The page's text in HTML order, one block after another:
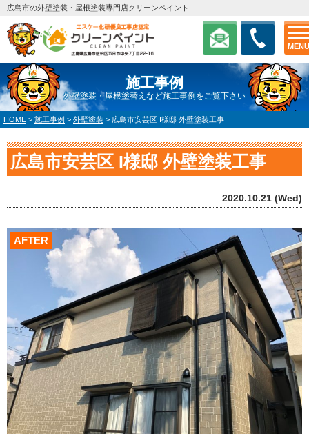
MENU
広島市の外壁塗装・屋根塗装専門店クリーンペイント
施工事例
外壁塗装・屋根塗替えなど施工事例をご覧下さい
HOME > 施工事例 > 外壁塗装 > 広島市安芸区 I様邸 外壁塗装工事
広島市安芸区 I様邸 外壁塗装工事
2020.10.21 (Wed)
AFTER